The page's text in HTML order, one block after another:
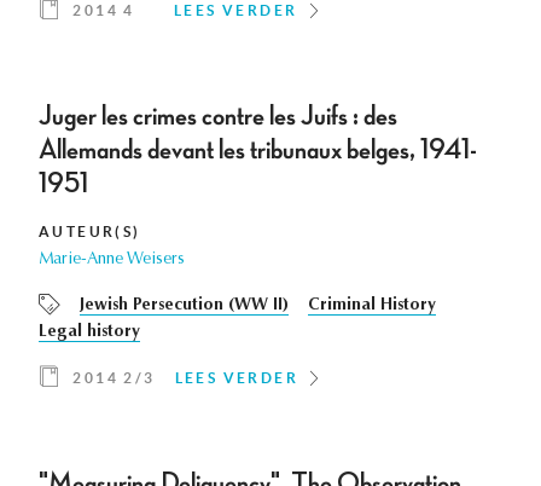
2014 4 LEES VERDER
Juger les crimes contre les Juifs : des
Allemands devant les tribunaux belges, 1941-
1951
AUTEUR(S)
Marie-Anne Weisers
Jewish Persecution (WW II)
Criminal History
Legal history
2014 2/3 LEES VERDER